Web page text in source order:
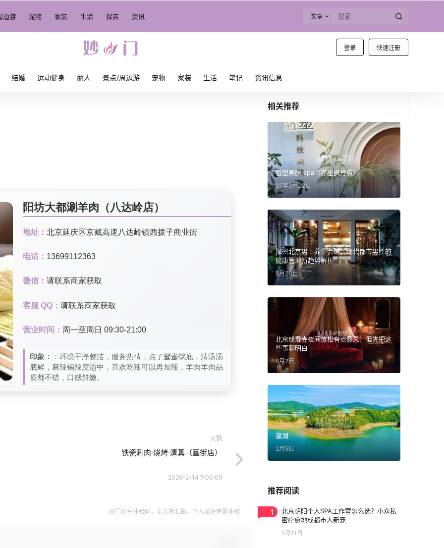
边游 宠物 家装 生活 探店 资讯 文章
登录 快速注册
结婚 运动健身 丽人 景点/周边游 宠物 家装 生活 笔记 资讯信息
阳坊大都涮羊肉（八达岭店）
地址： 北京延庆区京藏高速八达岭镇西拨子商业街
电话： 13699112363
微信： 请联系商家获取
客服 QQ： 请联系商家获取
营业时间： 周一至周日 09:30-21:00
印象：
：环境干净整洁，服务热情，点了鸳鸯锅底，清汤汤
底鲜，麻辣锅辣度适中，喜欢吃辣可以再加辣，羊肉羊肉品
质都不错，口感鲜嫩。
火锅
铁瓷涮肉·烧烤·清真（簋街店）
2025-2-14 7:00:05
妙门养生体验网，尖儿货汇聚，个人家庭情景体验
相关推荐
皙塑美肤·spa（亦庄枫丹店）
25年3月22日
探密北京男士养生会馆，现代都市男性的
健康管理新趋势解析
5月20日
北京成寿寺夜间放松有点意思，但先把这
些事聊明白
8月2日
瀛湖
2月5日
推荐阅读
1
北京朝阳个人SPA工作室怎么选？小众私
密疗愈地成都市人新宠
5月11日